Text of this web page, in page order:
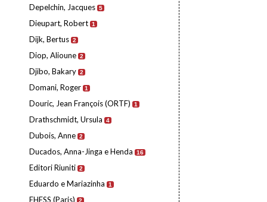
Depelchin, Jacques 5
Dieupart, Robert 1
Dijk, Bertus 2
Diop, Alioune 2
Djibo, Bakary 2
Domani, Roger 1
Douric, Jean François (ORTF) 1
Drathschmidt, Ursula 4
Dubois, Anne 2
Ducados, Anna-Jinga e Henda 16
Editori Riuniti 2
Eduardo e Mariazinha 1
EHESS (Paris) 2